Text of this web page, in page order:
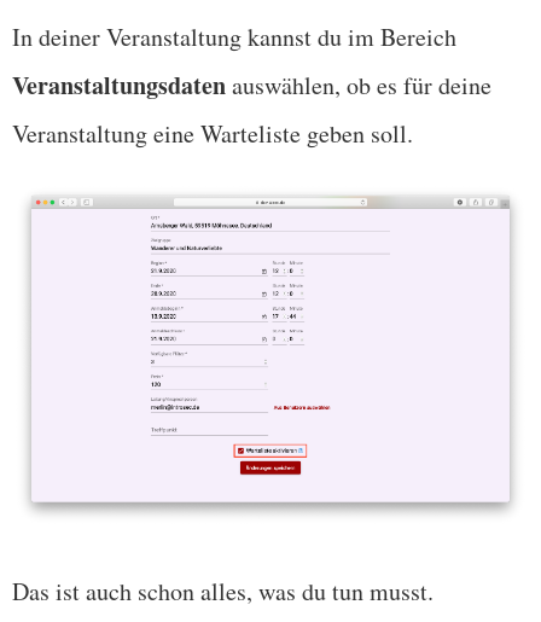
In deiner Veranstaltung kannst du im Bereich
Veranstaltungsdatenauswählen, ob es für deine
Veranstaltung eine Warteliste geben soll.
Das ist auch schon alles, was du tun musst.